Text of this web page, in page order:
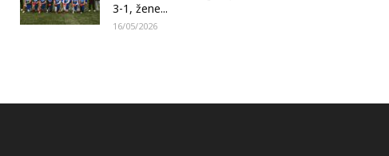
3-1, žene...
16/05/2026